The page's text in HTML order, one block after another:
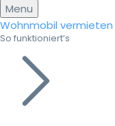
Menu
Wohnmobil vermieten
So funktioniert’s